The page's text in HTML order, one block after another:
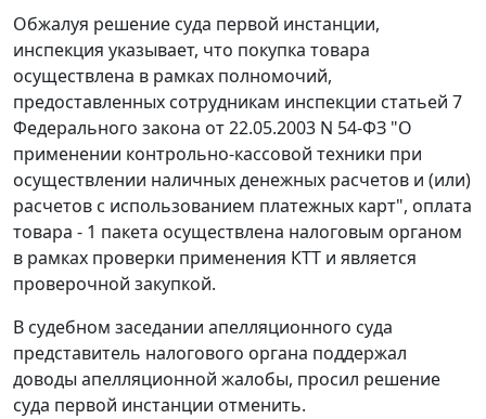
Обжалуя решение суда первой инстанции,
инспекция указывает, что покупка товара
осуществлена в рамках полномочий,
предоставленных сотрудникам инспекции статьей 7
Федерального закона от 22.05.2003 N 54-ФЗ "О
применении контрольно-кассовой техники при
осуществлении наличных денежных расчетов и (или)
расчетов с использованием платежных карт", оплата
товара - 1 пакета осуществлена налоговым органом
в рамках проверки применения КТТ и является
проверочной закупкой.
В судебном заседании апелляционного суда
представитель налогового органа поддержал
доводы апелляционной жалобы, просил решение
суда первой инстанции отменить.